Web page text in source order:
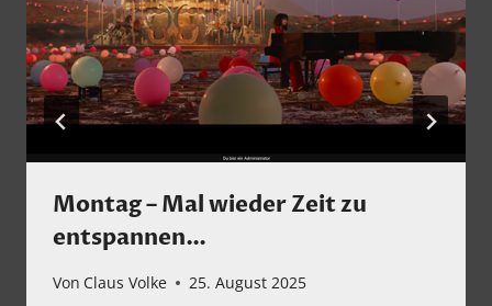
Montag – Mal wieder Zeit zu
entspannen…
Von Claus Volke 25. August 2025